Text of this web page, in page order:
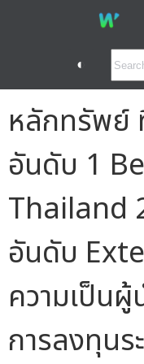
◐
หลักทรัพย์
อันดับ 1
Thailand
อันดับ
ความเป็นผู้
การลงทุน